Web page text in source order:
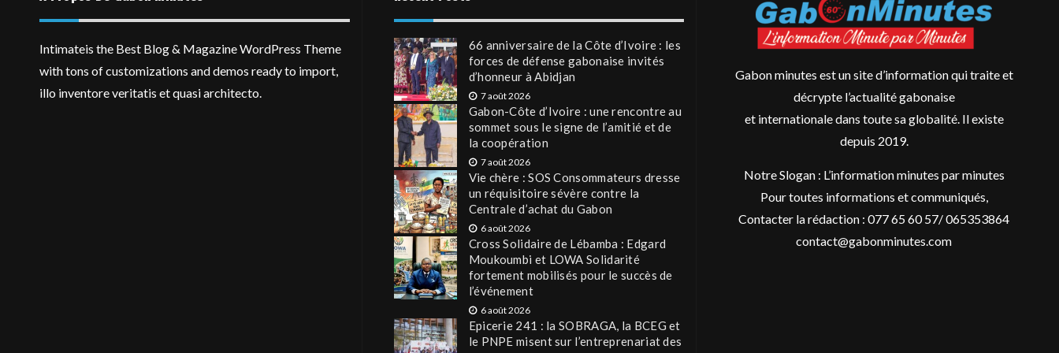
Intimateis the Best Blog & Magazine WordPress Theme
with tons of customizations and demos ready to import,
illo inventore veritatis et quasi architecto.
66 anniversaire de la Côte d’Ivoire : les
forces de défense gabonaise invités
d’honneur à Abidjan
7 août 2026
Gabon-Côte d’Ivoire : une rencontre au
sommet sous le signe de l’amitié et de
la coopération
7 août 2026
Vie chère : SOS Consommateurs dresse
un réquisitoire sévère contre la
Centrale d’achat du Gabon
6 août 2026
Cross Solidaire de Lébamba : Edgard
Moukoumbi et LOWA Solidarité
fortement mobilisés pour le succès de
l’événement
6 août 2026
Epicerie 241 : la SOBRAGA, la BCEG et
le PNPE misent sur l’entreprenariat des
Gabon minutes est un site d’information qui traite et
décrypte l’actualité gabonaise
et internationale dans toute sa globalité. Il existe
depuis 2019.
Notre Slogan : L’information minutes par minutes
Pour toutes informations et communiqués,
Contacter la rédaction : 077 65 60 57/ 065353864
contact@gabonminutes.com